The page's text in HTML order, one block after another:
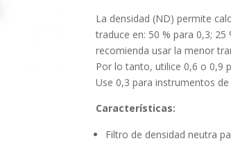
La densidad (ND) permite
traduce en: 50 % para 0,3; 25
recomienda usar la menor
Por lo tanto, utilice 0,6 o 0,9
Use 0,3 para instrumentos
Características:
Filtro de densidad neutra